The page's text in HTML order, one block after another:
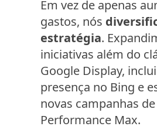
Em vez de apenas
gastos, nós
estratégia.
iniciativas além do
Google Display,
presença no Bing e
novas campanhas de
Performance Max.